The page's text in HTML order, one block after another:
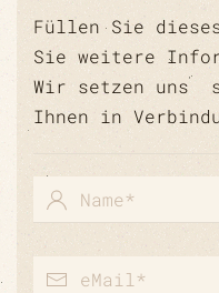
Füllen Sie
Sie weitere
Wir setzen uns
Ihnen in